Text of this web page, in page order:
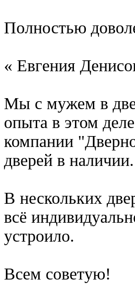
Полностью
« Евгения
Мы с мужем в две
опыта в этом
компании
дверей в наличии.
В нескольких
всё
устроило.
Всем советую!